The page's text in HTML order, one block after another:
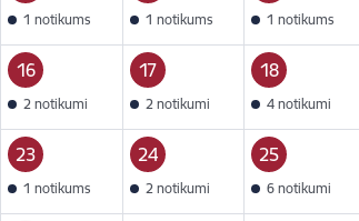
1 notikums 1 notikums 1 notikums
16
2 notikumi
17
2 notikumi
18
4 notikumi
23
1 notikums
24
2 notikumi
25
6 notikumi